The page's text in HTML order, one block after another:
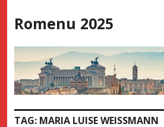
to
Romenu 2025
TAG: MARIA LUISE WEISSMANN